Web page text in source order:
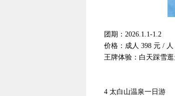
团期：2026.1.1-1.2
价格：成人 398 元 /
王牌体验：白天踩雪
4 太白山温泉一日游